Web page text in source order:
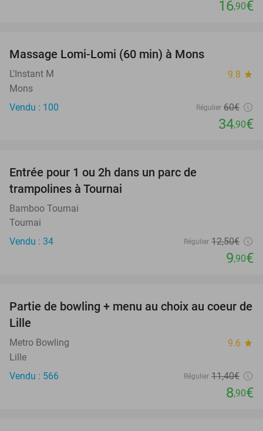
16,90€
SOLD
OUT
Massage Lomi-Lomi (60 min) à Mons
L'Instant M 9.8 star
Mons
Vendu : 100
Régulier 60€
34,90€
Entrée pour 1 ou 2h dans un parc de
trampolines à Tournai
Bamboo Tournai
Tournai
Vendu : 34
Régulier 12,50€
9,90€
22%
Partie de bowling + menu au choix au coeur de
Lille
Metro Bowling 9.6 star
Lille
Vendu : 566
Régulier 11,40€
8,90€